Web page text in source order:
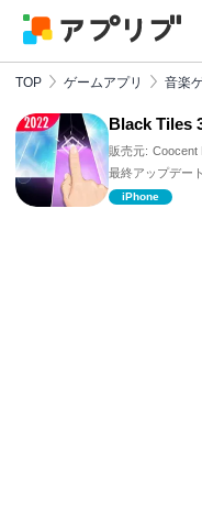
TOP ゲームアプリ 音楽
Black Tiles
販売元: Coocent
最終アップデー
iPhone